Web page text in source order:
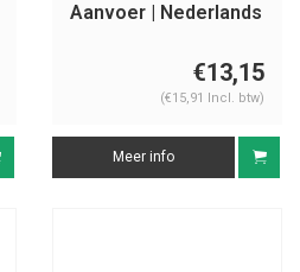
Aanvoer | Nederlands
€13,15
(€15,91 Incl. btw)
Meer info